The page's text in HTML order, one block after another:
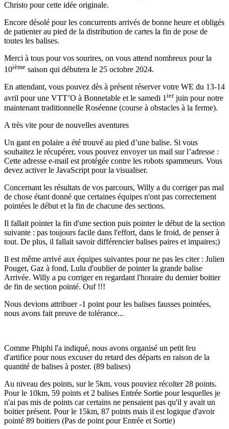
Christo pour cette idée originale.
Encore désolé pour les concurrents arrivés de bonne heure et obligés
de patienter au pied de la distribution de cartes la fin de pose de
toutes les balises.
Merci à tous pour vos sourires, on vous attend nombreux pour la
10ième saison qui débutera le 25 octobre 2024.
En attendant, vous pouvez dès à présent réserver votre WE du 13-14
avril pour une VTT’O à Bonnetable et le samedi 1ierjuin pour notre
maintenant traditionnelle Roséenne (course à obstacles à la ferme).
A très vite pour de nouvelles aventures
Un gant en polaire a été trouvé au pied d’une balise. Si vous
souhaitez le récupérer, vous pouvez envoyer un mail sur l’adresse :
Cette adresse e-mail est protégée contre les robots spammeurs. Vous
devez activer le JavaScript pour la visualiser.
Concernant les résultats de vos parcours, Willy a du corriger pas mal
de chose étant donné que certaines équipes n'ont pas correctement
pointées le début et la fin de chacune des sections.
Il fallait pointer la fin d'une section puis pointer le début de la section
suivante : pas toujours facile dans l'effort, dans le froid, de penser à
tout. De plus, il fallait savoir différencier balises paires et impaires;)
Il est même arrivé aux équipes suivantes pour ne pas les citer : Julien
Pouget, Gaz à fond, Lulu d'oublier de pointer la grande balise
Arrivée. Willy a pu corriger en regardant l'horaire du dernier boitier
de fin de section pointé. Ouf !!!
Nous devions attribuer -1 point pour les balises fausses pointées,
nous avons fait preuve de tolérance...
Comme Phiphi l'a indiqué, nous avons organisé un petit feu
d'artifice pour nous excuser du retard des départs en raison de la
quantité de balises à poster. (89 balises)
Au niveau des points, sur le 5km, vous pouviez récolter 28 points.
Pour le 10km, 59 points et 2 balises Entrée Sortie pour lesquelles je
n'ai pas mis de points car certains ne pensaient pas qu'il y avait un
boitier présent. Pour le 15km, 87 points mais il est logique d'avoir
pointé 89 boitiers (Pas de point pour Entrée et Sortie)